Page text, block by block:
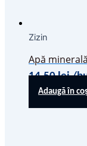
Zizin
Apă
14,50lei/
Adaugă în